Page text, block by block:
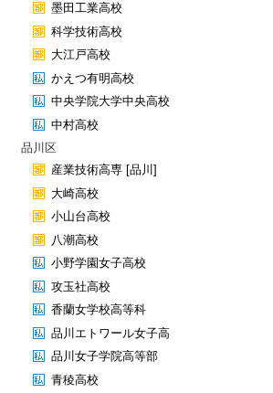
墨田工業高校
科学技術高校
大江戸高校
かえつ有明高校
中央学院大学中央高校
中村高校
品川区
産業技術高専 [品川]
大崎高校
小山台高校
八潮高校
小野学園女子高校
攻玉社高校
香蘭女学校高等科
品川エトワール女子高
品川女子学院高等部
青稜高校